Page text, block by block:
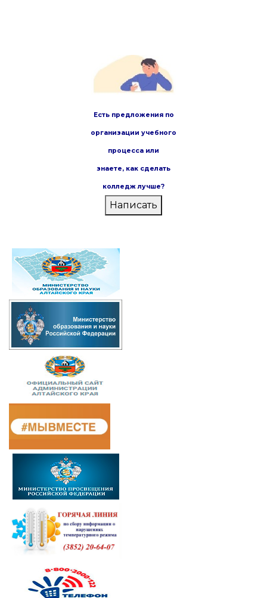
Есть предложения по
организации учебного
процесса или
знаете, как сделать
колледж лучше?
Написать